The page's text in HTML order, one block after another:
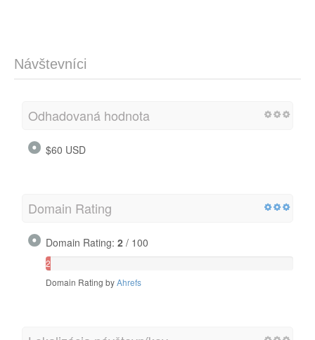
Návštevníci
Odhadovaná hodnota
$60 USD
Domain Rating
Domain Rating: 2 / 100
2
/
Domain Rating byAhrefs